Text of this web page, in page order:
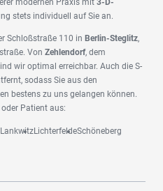
modernen Praxis mit 3-D-
stets individuell auf Sie an.
Schloßstraße 110 in Berlin-Steglitz,
Von Zehlendorf, dem
wir optimal erreichbar. Auch die S-
sodass Sie aus den
bestens zu uns gelangen können.
Patient aus:
LankwitzLichterfeldeSchöneberg